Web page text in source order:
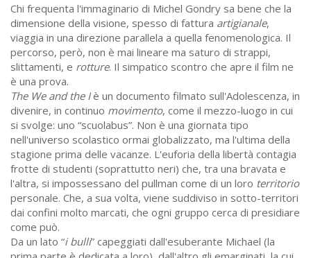
Chi frequenta l'immaginario di Michel Gondry sa bene che la
dimensione della visione, spesso di fattura artigianale,
viaggia in una direzione parallela a quella fenomenologica. Il
percorso, però, non è mai lineare ma saturo di strappi,
slittamenti, e rotture. Il simpatico scontro che apre il film ne
è una prova.
The We and the Iè un documento filmato sull'Adolescenza, in
divenire, in continuo movimento, come il mezzo-luogo in cui
si svolge: uno “scuolabus”. Non è una giornata tipo
nell'universo scolastico ormai globalizzato, ma l'ultima della
stagione prima delle vacanze. L'euforia della libertà contagia
frotte di studenti (soprattutto neri) che, tra una bravata e
l'altra, si impossessano del pullman come di un loro territorio
personale. Che, a sua volta, viene suddiviso in sotto-territori
dai confini molto marcati, che ogni gruppo cerca di presidiare
come può.
Da un lato “i bulli” capeggiati dall'esuberante Michael (la